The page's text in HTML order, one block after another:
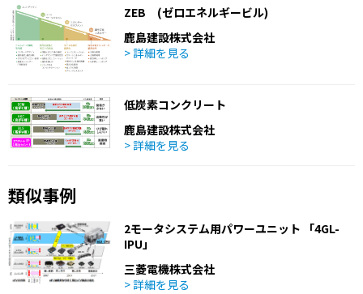
ZEB (ゼロエネルギービル)
鹿島建設株式会社
> 詳細を見る
低炭素コンクリート
鹿島建設株式会社
> 詳細を見る
類似事例
2モータシステム用パワーユニット 「4GL-
IPU」
三菱電機株式会社
> 詳細を見る